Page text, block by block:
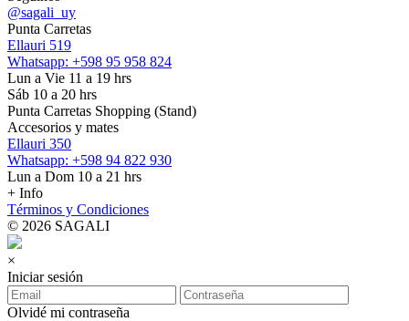
@sagali_uy
Punta Carretas
Ellauri 519
Whatsapp: +598 95 958 824
Lun a Vie 11 a 19 hrs
Sáb 10 a 20 hrs
Punta Carretas Shopping (Stand)
Accesorios y mates
Ellauri 350
Whatsapp: +598 94 822 930
Lun a Dom 10 a 21 hrs
+ Info
Términos y Condiciones
© 2026 SAGALI
×
Iniciar sesión
Olvidé mi contraseña